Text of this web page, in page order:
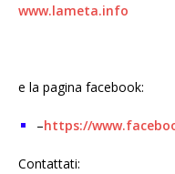
www.lameta.info
e la pagina facebook:
–https://
Contattati: